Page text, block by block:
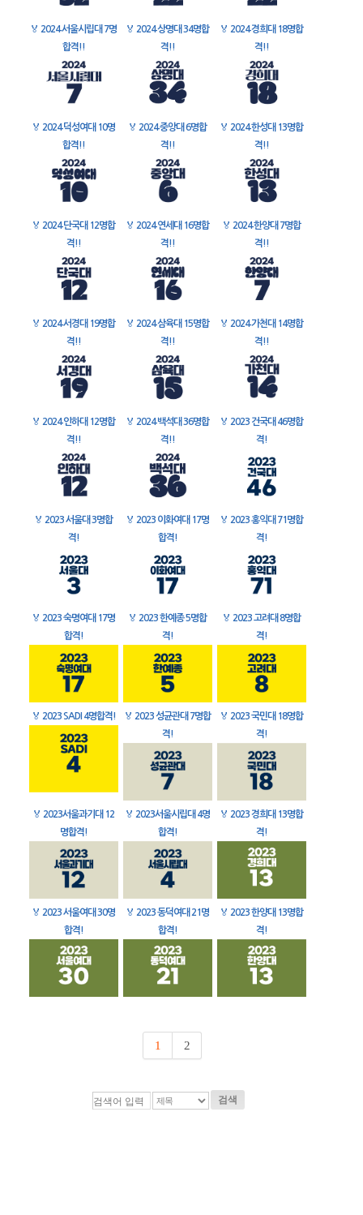
🏅 2024 서울시립대 7명
합격!!
🏅 2024 상명대 34명합
격!!
🏅 2024 경희대 18명합
격!!
🏅 2024 덕성여대 10명
합격!!
🏅 2024 중앙대 6명합
격!!
🏅 2024 한성대 13명합
격!!
🏅 2024 단국대 12명합
격!!
🏅 2024 연세대 16명합
격!!
🏅 2024 한양대 7명합
격!!
🏅 2024 서경대 19명합
격!!
🏅 2024 삼육대 15명합
격!!
🏅 2024 가천대 14명합
격!!
🏅 2024 인하대 12명합
격!!
🏅 2024 백석대 36명합
격!!
🏅 2023 건국대 46명합
격!
🏅 2023 서울대 3명합
격!
🏅 2023 이화여대 17명
합격!
🏅 2023 홍익대 71명합
격!
🏅 2023 숙명여대 17명
합격!
🏅 2023 한예종 5명합
격!
🏅 2023 고려대 8명합
격!
🏅 2023 SADI 4명합격! 🏅 2023 성균관대 7명합
격!
🏅 2023 국민대 18명합
격!
🏅 2023서울과기대 12
명합격!
🏅 2023서울시립대 4명
합격!
🏅 2023 경희대 13명합
격!
🏅 2023 서울여대 30명
합격!
🏅 2023 동덕여대 21명
합격!
🏅 2023 한양대 13명합
격!
1 2
검색